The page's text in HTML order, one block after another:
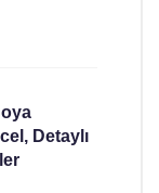
Detaylı